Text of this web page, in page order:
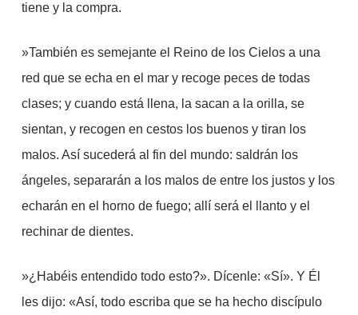
tiene y la compra.
»También es semejante el Reino de los Cielos a una
red que se echa en el mar y recoge peces de todas
clases; y cuando está llena, la sacan a la orilla, se
sientan, y recogen en cestos los buenos y tiran los
malos. Así sucederá al fin del mundo: saldrán los
ángeles, separarán a los malos de entre los justos y los
echarán en el horno de fuego; allí será el llanto y el
rechinar de dientes.
»¿Habéis entendido todo esto?». Dícenle: «Sí». Y Él
les dijo: «Así, todo escriba que se ha hecho discípulo